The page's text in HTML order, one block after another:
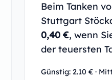
Beim Tanken
Stuttgart
0,40 €, wenn
der teuersten
Günstig: 2.10 € ·